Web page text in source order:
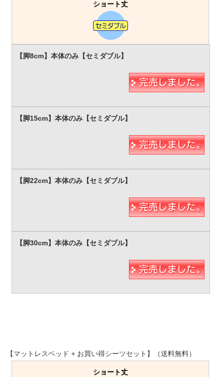
ショート丈
【マットレスベッド + お買い得シーツセット】（送料無料）
ショート丈